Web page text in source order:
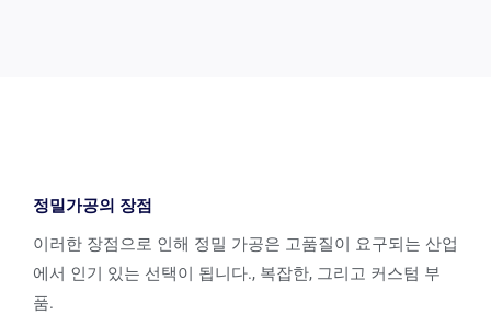
정밀가공의 장점
이러한 장점으로 인해 정밀 가공은 고품질이 요구되는 산업
에서 인기 있는 선택이 됩니다., 복잡한, 그리고 커스텀 부
품.